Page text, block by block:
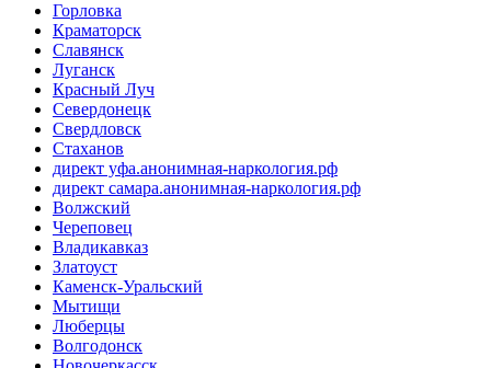
Горловка
Краматорск
Славянск
Луганск
Красный Луч
Севердонецк
Свердловск
Стаханов
директ уфа.анонимная-наркология.рф
директ самара.анонимная-наркология.рф
Волжский
Череповец
Владикавказ
Златоуст
Каменск-Уральский
Мытищи
Люберцы
Волгодонск